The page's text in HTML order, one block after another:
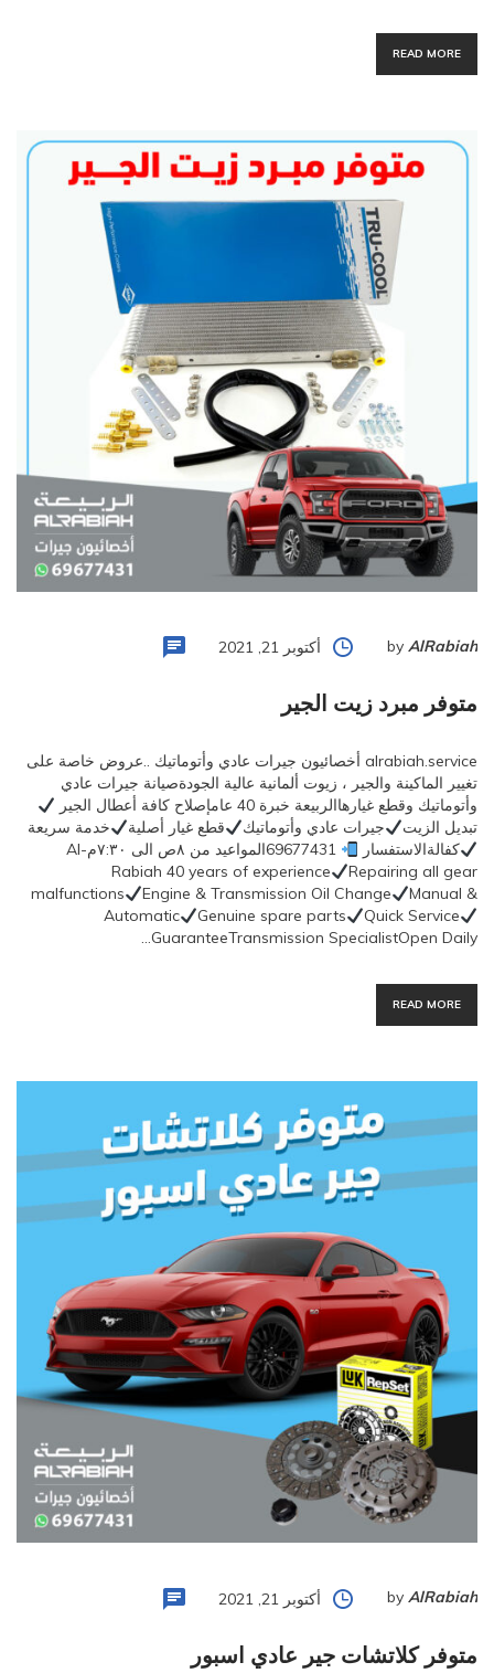
READ MORE
by AlRabiah أكتوبر 21, 2021
متوفر مبرد زيت الجير
alrabiah.service أخصائيون جيرات عادي وأتوماتيك ..عروض خاصة على
تغيير الماكينة والجير ، زيوت ألمانية عالية الجودةصيانة جيرات عادي
وأتوماتيك وقطع غيارهاالربيعة خبرة 40 عامإصلاح كافة أعطال الجير
تبديل الزيت
جيرات عادي وأتوماتيك قطع غيار أصلية
خدمة سريعة
كفالةالاستفسار
69677431المواعيد من ٨ص الى ٧:٣٠مAl-
Rabiah 40 years of experience
Repairing all gear
malfunctions
Engine & Transmission Oil Change
Manual &
Automatic
Genuine spare parts
Quick Service
GuaranteeTransmission SpecialistOpen Daily…
READ MORE
by AlRabiah أكتوبر 21, 2021
متوفر كلاتشات جير عادي اسبور